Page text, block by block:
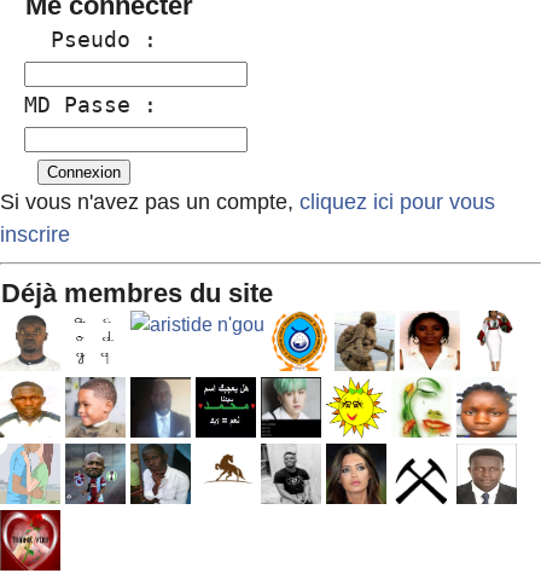
  Pseudo :
MD Passe :
Si vous n'avez pas un compte, cliquez ici pour vous
inscrire
Déjà membres du site